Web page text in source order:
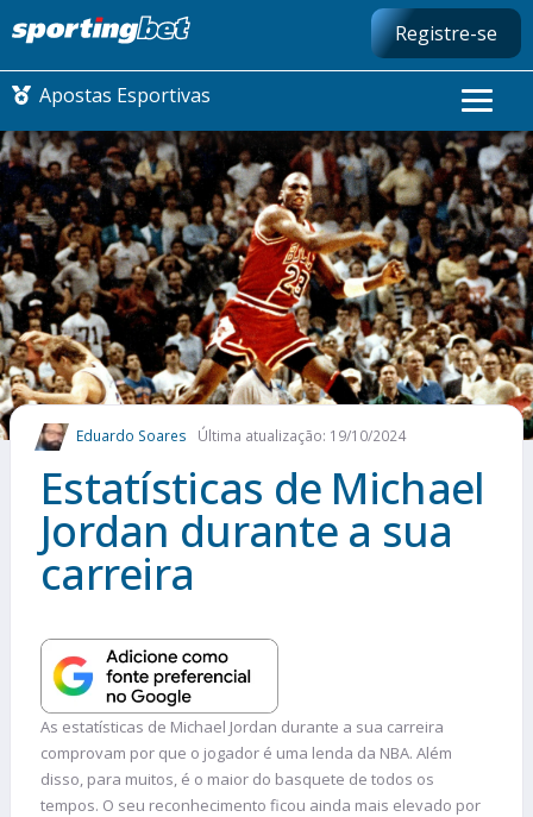
Registre-se
Apostas Esportivas
CONMEBOL LIBERTADORES
FUTEBOL NACIONAL
FUTEBOL INTERNACIONAL
COMO APOSTAR
MAIS ESPORTES
Eduardo Soares Última atualização: 19/10/2024
Estatísticas de Michael
Jordan durante a sua
carreira
As estatísticas de Michael Jordan durante a sua carreira
comprovam por que o jogador é uma lenda da NBA. Além
disso, para muitos, é o maior do basquete de todos os
tempos. O seu reconhecimento ficou ainda mais elevado por